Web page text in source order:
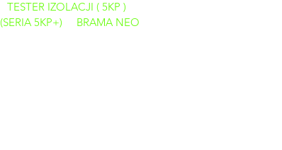
TESTER IZOLACJI ( 5KP )
5KP+)
BRAMA NEO